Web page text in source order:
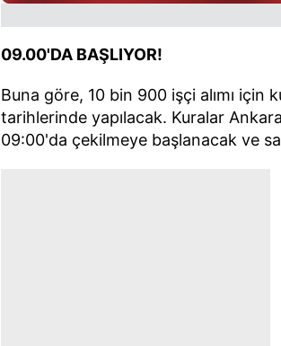
09.00'DA BAŞLIYOR!
Buna göre, 10 bin 900 işçi alımı
tarihlerinde yapılacak. Kuralar
09:00'da çekilmeye başlanacak ve